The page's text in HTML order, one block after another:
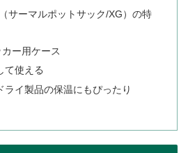
サーマルポットサック/XG）の特
ー用ケース
て使える
ライ製品の保温にもぴったり